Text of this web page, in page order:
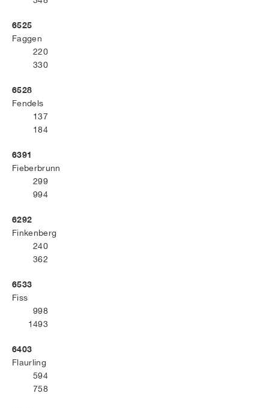
6525
Faggen
220
330
6528
Fendels
137
184
6391
Fieberbrunn
299
994
6292
Finkenberg
240
362
6533
Fiss
998
1493
6403
Flaurling
594
758